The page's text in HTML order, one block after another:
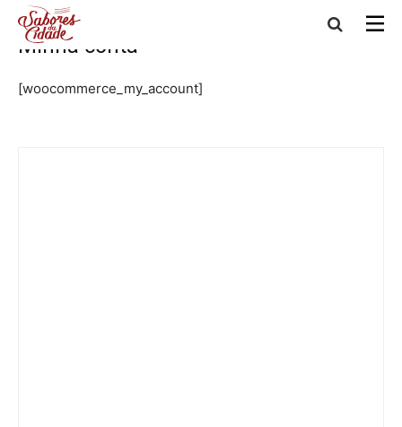
Início Minha conta
Minha conta
[woocommerce_my_account]